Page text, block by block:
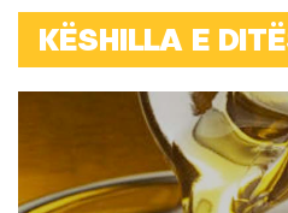
KËSHILLA E